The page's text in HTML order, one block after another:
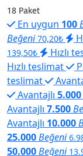
18 Paket
En uygun 100
Beğeni 70,20₺
139,50₺ Hızlı
Hızlı teslimat
teslimat
Avantajlı 5.000
Avantajlı 7.500
Avantajlı 10.000
25.000Beğeni
50.000Beğeni